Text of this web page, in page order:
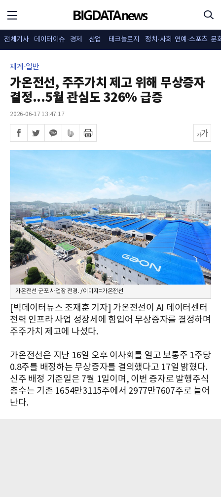
전체기사 데이터이슈 경제 산업 테크놀로지 정치·사회 연예·스포츠 문
재계·일반
가온전선, 주주가치 제고 위해 무상증자
결정...5월 관심도 326% 급증
2026-06-17 13:47:17
가온전선 군포 사업장 전경. /이미지=가온전선
[빅데이터뉴스 조재훈 기자] 가온전선이 AI 데이터센터
전력 인프라 사업 성장세에 힘입어 무상증자를 결정하며
주주가치 제고에 나섰다.
가온전선은 지난 16일 오후 이사회를 열고 보통주 1주당
0.8주를 배정하는 무상증자를 결의했다고 17일 밝혔다.
신주 배정 기준일은 7월 1일이며, 이번 증자로 발행주식
총수는 기존 1654만3115주에서 2977만7607주로 늘어
난다.